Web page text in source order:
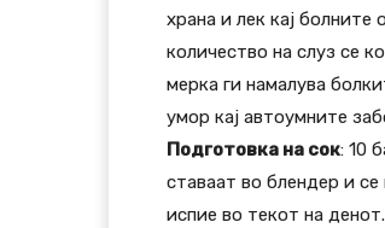
храна и лек кај
количество на слуз се
мерка ги намалува
умор кај автоумните
Подготовка на сок: 10
ставаат во блендер и
испие во текот на денот.